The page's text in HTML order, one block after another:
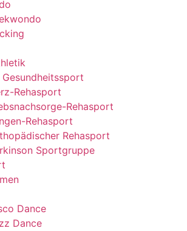
Gesundheitssport
Rehasport
Rehasport
Rehasport
Rehasport
Sportgruppe
Dance
Dance